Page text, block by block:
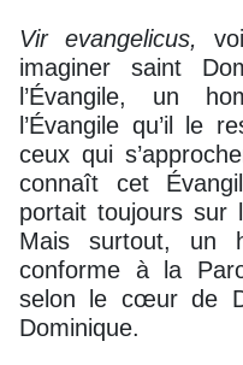
Vir evangelicus,
imaginer saint
l’Évangile, un
l’Évangile qu’il le
ceux qui
connaît cet
portait toujours sur
Mais surtout, un
conforme à la
selon le cœur de
Dominique.